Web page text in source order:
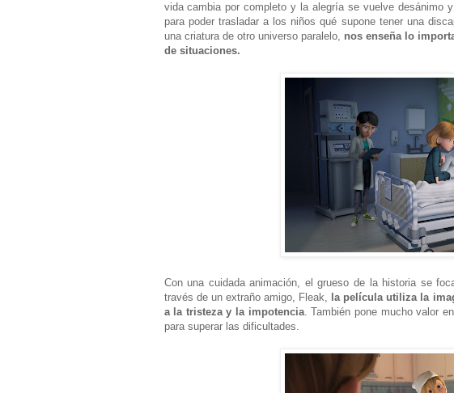
vida cambia por completo y la alegría se vuelve desánimo
para poder trasladar a los niños qué supone tener una
una criatura de otro universo paralelo, nos enseña lo
de situaciones.
Con una cuidada animación, el grueso de la historia se
través de un extraño amigo, Fleak, la película utiliza la
a la tristeza y la impotencia. También pone mucho valor
para superar las dificultades.